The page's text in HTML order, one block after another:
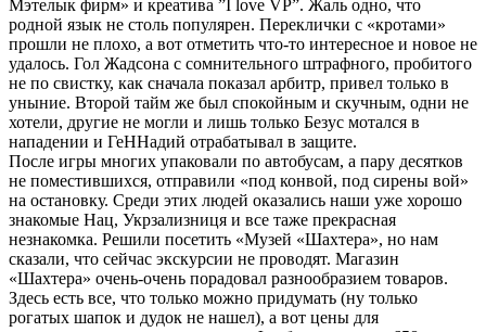
Мэтелык фирм» и креатива ”I love VP”. Жаль одно, что
родной язык не столь популярен. Переклички с «кротами»
прошли не плохо, а вот отметить что-то интересное и новое не
удалось. Гол Жадсона с сомнительного штрафного, пробитого
не по свистку, как сначала показал арбитр, привел только в
уныние. Второй тайм же был спокойным и скучным, одни не
хотели, другие не могли и лишь только Безус мотался в
нападении и ГеННадий отрабатывал в защите.
После игры многих упаковали по автобусам, а пару десятков
не поместившихся, отправили «под конвой, под сирены вой»
на остановку. Среди этих людей оказались наши уже хорошо
знакомые Нац, Укрзализниця и все таже прекрасная
незнакомка. Решили посетить «Музей «Шахтера», но нам
сказали, что сейчас экскурсии не проводят. Магазин
«Шахтера» очень-очень порадовал разнообразием товаров.
Здесь есть все, что только можно придумать (ну только
рогатых шапок и дудок не нашел), а вот цены для